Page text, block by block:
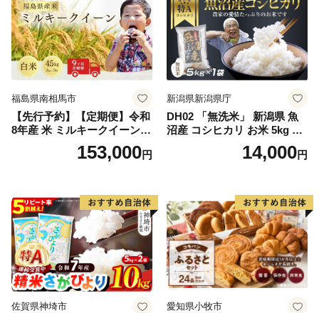
福島県南相馬市
【先行予約】【定期便】令和
8年産 米 ミルキークイーン
白米 45kg (5kg×9回) | ミルキ
ークイーン 米5kg 福島 福島
福島県 南相馬市 cu006-ae
153,000円
新潟県新潟県庁
DH02 「無洗米」 新潟県 魚
沼産 コシヒカリ お米 5kg こ
しひかり 精米 米（お米の美
味しい炊き方ガイド付き）
14,000円
佐賀県神埼市 愛知県小牧市